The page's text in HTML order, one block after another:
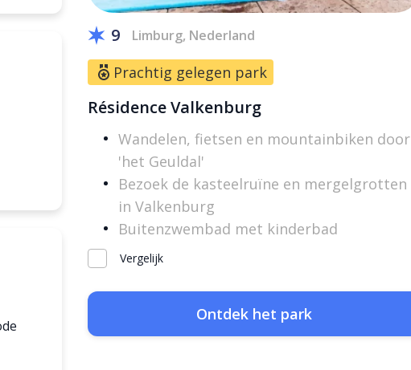
9 Limburg, Nederland
Prachtig gelegen park
Résidence Valkenburg
Wandelen, fietsen en mountainbiken door
'het Geuldal'
Bezoek de kasteelruïne en mergelgrotten
in Valkenburg
Buitenzwembad met kinderbad
Vergelijk
Ontdek het park